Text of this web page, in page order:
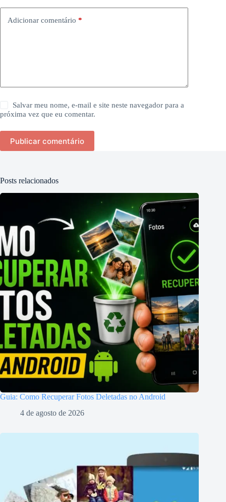
Adicionar comentário *
Salvar meu nome, e-mail e site neste navegador para a
próxima vez que eu comentar.
Publicar comentário
Posts relacionados
Guia: Como Recuperar Fotos Deletadas no Android
4 de agosto de 2026